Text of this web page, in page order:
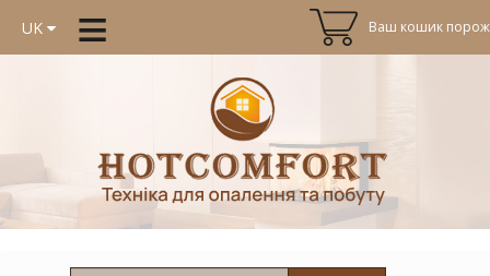
UK ≡ Ваш кошик